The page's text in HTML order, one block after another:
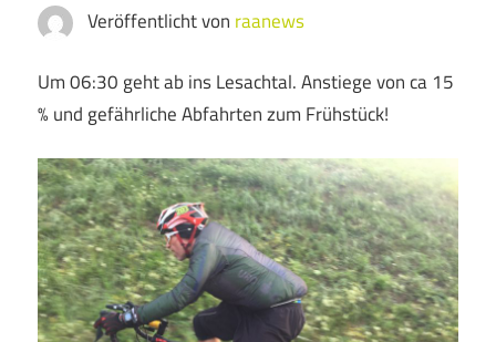
Veröffentlicht von raanews
Um 06:30 geht ab ins Lesachtal. Anstiege von ca 15
% und gefährliche Abfahrten zum Frühstück!